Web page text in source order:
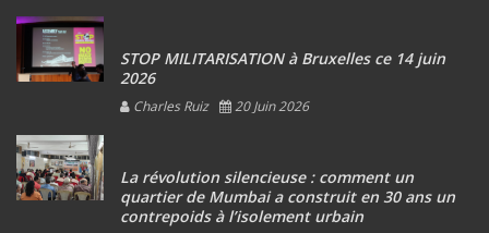
STOP MILITARISATION à Bruxelles ce 14 juin
2026
Charles Ruiz 20 Juin 2026
La révolution silencieuse : comment un
quartier de Mumbai a construit en 30 ans un
contrepoids à l’isolement urbain